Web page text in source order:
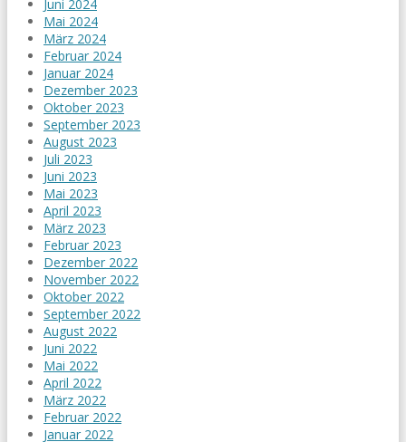
Juni 2024
Mai 2024
März 2024
Februar 2024
Januar 2024
Dezember 2023
Oktober 2023
September 2023
August 2023
Juli 2023
Juni 2023
Mai 2023
April 2023
März 2023
Februar 2023
Dezember 2022
November 2022
Oktober 2022
September 2022
August 2022
Juni 2022
Mai 2022
April 2022
März 2022
Februar 2022
Januar 2022